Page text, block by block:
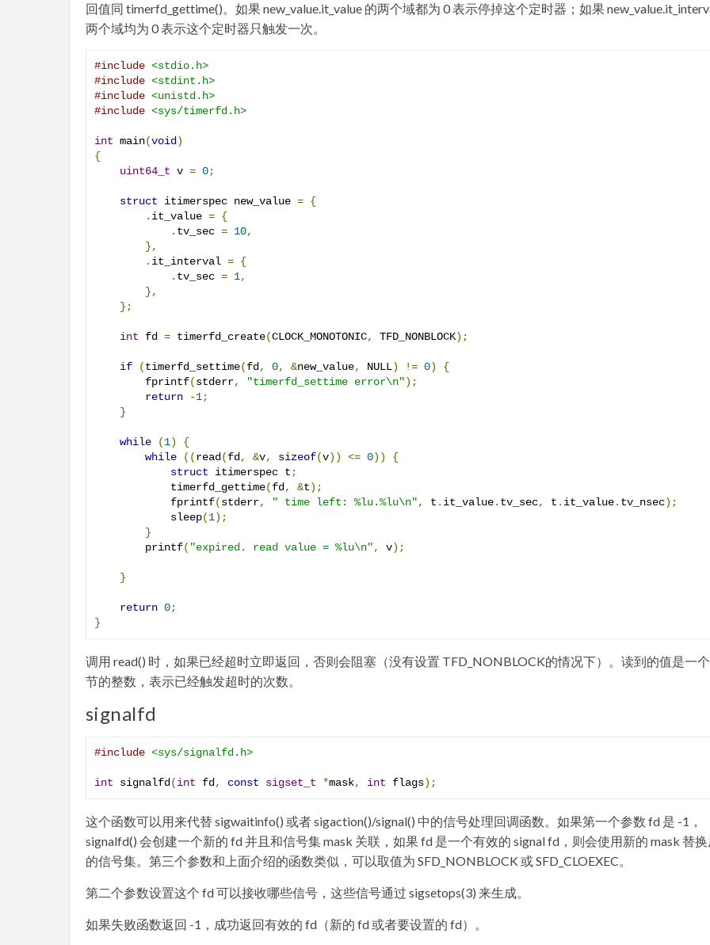
回值同 timerfd_gettime()。如果 new_value.it_value 的两个域都为 0 表示停掉这个定时器；如果
两个域均为 0 表示这个定时器只触发一次。
#include <stdio.h>
#include <stdint.h>
#include <unistd.h>
#include <sys/timerfd.h>
int main(void )
{
uint64_t v = 0;
struct itimerspec new_value = {
. it_value = {
. tv_sec = 10,
},
. it_interval = {
. tv_sec = 1,
},
};
int fd = timerfd_create(CLOCK_MONOTONIC, TFD_NONBLOCK);
if (timerfd_settime(fd , 0, &new_value, NULL) != 0)
{
        fprintf
(stderr, "timerfd_settime error\n");
return
-1;
}
while (1)
{
while
((read (fd , &v, sizeof(v)) <= 0))
{
struct itimerspec t ;
            timerfd_gettime
(fd , &t);
            fprintf
(stderr, " time left: %lu.%lu\n", t . it_value. tv_sec, t . it_value. tv_nsec);
            sleep
(1);
}
        printf
( "expired. read value = %lu\n", v);
}
return 0;
}
调用 read() 时，如果已经超时立即返回，否则会阻塞（没有设置 TFD_NONBLOCK的情况下）。读到的值是一
节的整数，表示已经触发超时的次数。
signalfd
#include <sys/signalfd.h>
int signalfd (int fd , const sigset_t *mask, int flags);
这个函数可以用来代替 sigwaitinfo() 或者 sigaction()/signal() 中的信号处理回调函数。如果第一个参数 fd 是 -1，
signalfd() 会创建一个新的 fd 并且和信号集 mask 关联，如果 fd 是一个有效的 signal fd，则会使用新的 mask 替
的信号集。第三个参数和上面介绍的函数类似，可以取值为 SFD_NONBLOCK 或 SFD_CLOEXEC。
第二个参数设置这个 fd 可以接收哪些信号，这些信号通过 sigsetops(3) 来生成。
如果失败函数返回 -1，成功返回有效的 fd（新的 fd 或者要设置的 fd）。